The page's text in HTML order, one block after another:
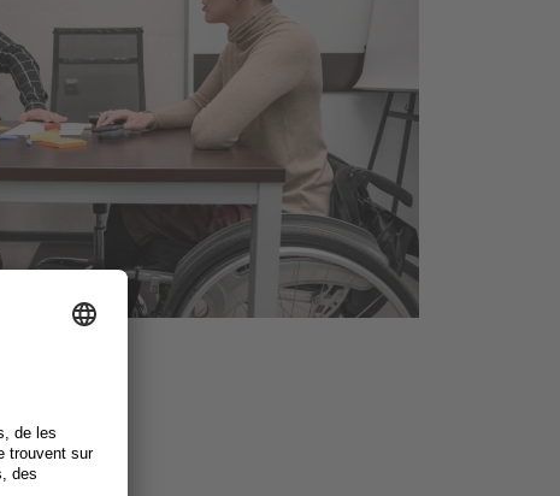
adapté le cas